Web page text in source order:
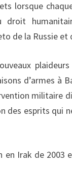
lorsque
droit
de la Russie et
d’armes à
militaire
des esprits qui
en Irak de